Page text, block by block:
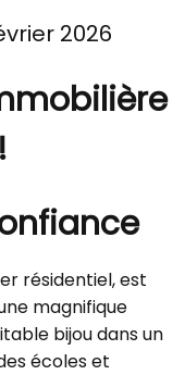
2026
résidentiel, est
magnifique
bijou dans un
écoles et